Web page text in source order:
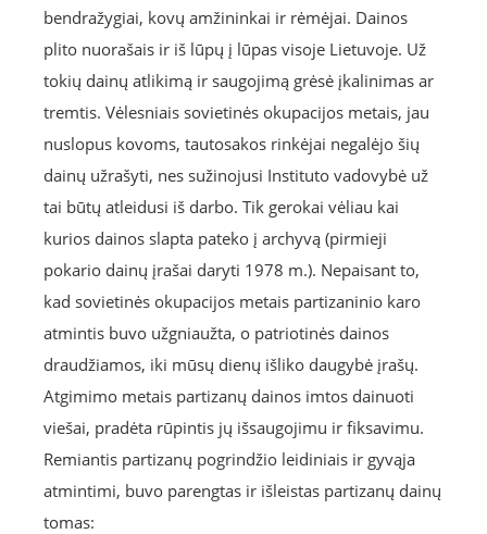
bendražygiai, kovų amžininkai ir rėmėjai. Dainos
plito nuorašais ir iš lūpų į lūpas visoje Lietuvoje. Už
tokių dainų atlikimą ir saugojimą grėsė įkalinimas ar
tremtis. Vėlesniais sovietinės okupacijos metais, jau
nuslopus kovoms, tautosakos rinkėjai negalėjo šių
dainų užrašyti, nes sužinojusi Instituto vadovybė už
tai būtų atleidusi iš darbo. Tik gerokai vėliau kai
kurios dainos slapta pateko į archyvą (pirmieji
pokario dainų įrašai daryti 1978 m.). Nepaisant to,
kad sovietinės okupacijos metais partizaninio karo
atmintis buvo užgniaužta, o patriotinės dainos
draudžiamos, iki mūsų dienų išliko daugybė įrašų.
Atgimimo metais partizanų dainos imtos dainuoti
viešai, pradėta rūpintis jų išsaugojimu ir fiksavimu.
Remiantis partizanų pogrindžio leidiniais ir gyvąja
atmintimi, buvo parengtas ir išleistas partizanų dainų
tomas: